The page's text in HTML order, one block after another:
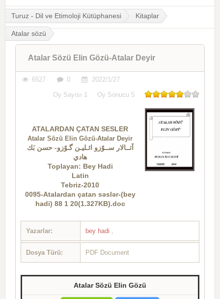
Turuz - Dil ve Etimoloji Kütüphanesi Kitaplar
Atalar sözü
Atalar Sözü Elin Gözü-Atalar Deyir
6527 0 2022/1/27
Oy Sayısı 1 Oy Sonucu 5
ATALARDAN ÇATAN SESLER
Atalar Sözü Elin Gözü-Atalar Deyir
آتــالار ســوًزو ائـليـن گـوًزو- حسن بَك
هادي
Toplayan: Bey Hadi
Latin
Tebriz-2010
0095-Atalardan çatan səslər-(bey
hadi) 88 1 20(1.327KB).doc
Yazarlar: bey hadi
Dosya Türü: PDF Document
Atalar Sözü Elin Gözü